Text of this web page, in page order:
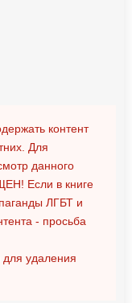
контент
Для
данного
Если в книге
ЛГБТ и
- просьба
для удаления